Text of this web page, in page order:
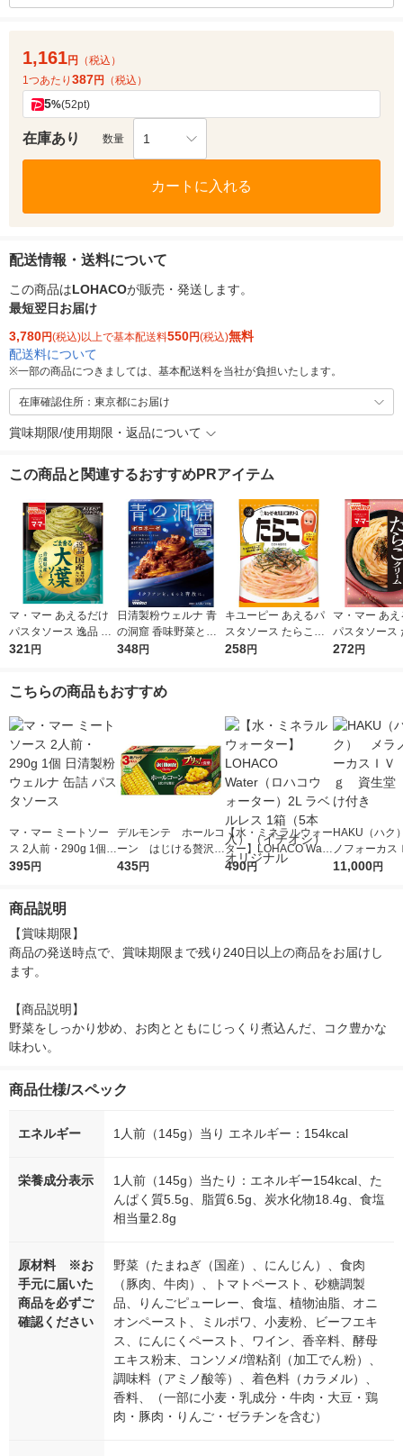
1,161円
（税込）
1つあたり 387円 （税込）
5%(52pt)
在庫あり 数量 1
カートに入れる
配送情報・送料について
この商品はLOHACOが販売・発送します。
最短翌日お届け
3,780円(税込)以上で基本配送料550円(税込)無料
配送料について
※一部の商品につきましては、基本配送料を当社が負担いたします。
在庫確認住所：東京都にお届け
賞味期限/使用期限・返品について
この商品と関連するおすすめPRアイテム
マ・マー あえるだけ
パスタソース 逸品 ご
ま香る大葉ソース ＜1
321円
日清製粉ウェルナ 青
の洞窟 香味野菜とハ
ーブ引き立つボロネー
348円
キユーピー あえるパ
スタソース たらこ（1
人前×2）1個
258円
マ・マー あ
パスタソース
クリーム 生風
272円
こちらの商品もおすすめ
マ・マー ミートソー
ス 2人前・290g 1個
日清製粉ウェルナ 缶
395円
デルモンテ ホールコ
ーン はじける贅沢
紙パック 190g×3
435円
【水・ミネラルウォー
ター】LOHACO Wate
r（ロハコウォータ
490円
HAKU（ハ
ノフォーカ
5ｇ 資生堂
11,000円
商品説明
【賞味期限】
商品の発送時点で、賞味期限まで残り240日以上の商品をお届けし
ます。
【商品説明】
野菜をしっかり炒め、お肉とともにじっくり煮込んだ、コク豊かな
味わい。
商品仕様/スペック
エネルギー 1人前（145g）当り エネルギー：154kcal
栄養成分表示
1人前（145g）当たり：エネルギー154kcal、た
んぱく質5.5g、脂質6.5g、炭水化物18.4g、食塩
相当量2.8g
原材料 ※お
手元に届いた
商品を必ずご
確認ください
野菜（たまねぎ（国産）、にんじん）、食肉
（豚肉、牛肉）、トマトペースト、砂糖調製
品、りんごピューレー、食塩、植物油脂、オニ
オンペースト、ミルポワ、小麦粉、ビーフエキ
ス、にんにくペースト、ワイン、香辛料、酵母
エキス粉末、コンソメ/増粘剤（加工でん粉）、
調味料（アミノ酸等）、着色料（カラメル）、
香料、（一部に小麦・乳成分・牛肉・大豆・鶏
肉・豚肉・りんご・ゼラチンを含む）